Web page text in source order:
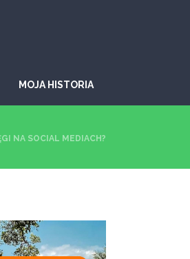
MOJA HISTORIA
NA SOCIAL MEDIACH?